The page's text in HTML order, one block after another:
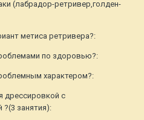
(лабрадор-ретривер,голден-
метиса ретривера?:
по здоровью?:
характером?:
дрессировкой с
?(3 занятия):